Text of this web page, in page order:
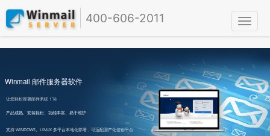
400-606-2011
Winmail 邮件服务器软件
让您轻松部署邮件系统！🚀
产品成熟、安装轻松、功能丰富、易于维护
支持 WINDOWS、LINUX 多平台本地化部署，可适配国产化信创平台